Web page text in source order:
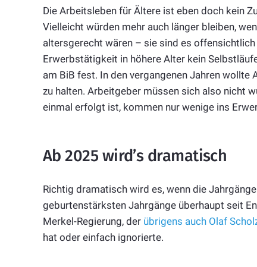
Die Arbeitsleben für Ältere ist eben doch kein
Vielleicht würden mehr auch länger bleiben,
altersgerecht wären – sie sind es
Erwerbstätigkeit in höhere Alter kein
am BiB fest. In den vergangenen Jahren
zu halten. Arbeitgeber müssen sich also nicht
einmal erfolgt ist, kommen nur wenige ins
Ab 2025 wird’s dramatisch
Richtig dramatisch wird es, wenn die
geburtenstärksten Jahrgänge überhaupt seit
Merkel-Regierung, der übrigens auch Olaf
hat oder einfach ignorierte.